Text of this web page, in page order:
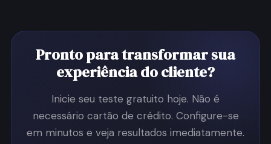
Pronto para transformar sua
experiência do cliente?
Inicie seu teste gratuito hoje. Não é
necessário cartão de crédito. Configure-se
em minutos e veja resultados imediatamente.